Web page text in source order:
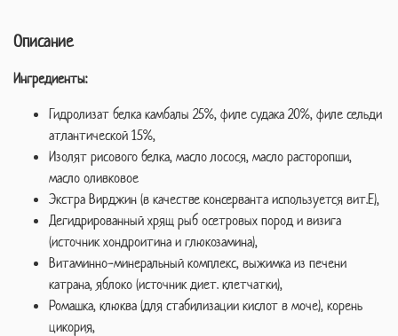
Описание
Ингредиенты:
Гидролизат белка камбалы 25%, филе судака 20%, филе сельди
атлантической 15%,
Изолят рисового белка, масло лосося, масло расторопши,
масло оливковое
Экстра Вирджин (в качестве консерванта используется вит.Е),
Дегидрированный хрящ рыб осетровых пород и визига
(источник хондроитина и глюкозамина),
Витаминно-минеральный комплекс, выжимка из печени
катрана, яблоко (источник диет. клетчатки),
Ромашка, клюква (для стабилизации кислот в моче), корень
цикория,